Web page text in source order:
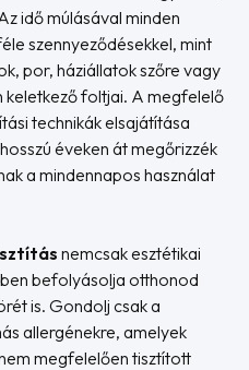
idő múlásával minden
szennyeződésekkel, mint
por, háziállatok szőre vagy
keletkező foltjai. A megfelelő
technikák elsajátítása
éveken át megőrizzék
a mindennapos használat
nemcsak esztétikai
befolyásolja otthonod
is. Gondolj csak a
allergénekre, amelyek
megfelelően tisztított